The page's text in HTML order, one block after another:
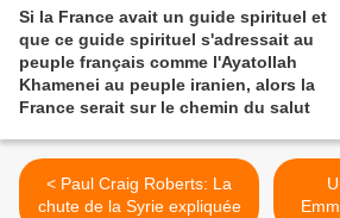
Si la France avait un guide spirituel et
que ce guide spirituel s'adressait au
peuple français comme l'Ayatollah
Khamenei au peuple iranien, alors la
France serait sur le chemin du salut
< Paul Craig Roberts: La
chute de la Syrie expliquée